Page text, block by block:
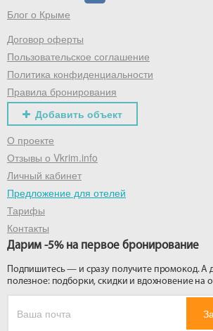
Блог о Крыме
Договор оферты
Пользовательское соглашение
Политика конфиденциальности
Правила бронирования
Добавить объект
О проекте
Отзывы о Vkrim.info
Личный кабинет
Предложение для отелей
Тарифы
Контакты
Дарим -5% на первое бронирование
Подпишитесь — и сразу получите промокод. А
полезное: подборки, скидки и вдохновение на